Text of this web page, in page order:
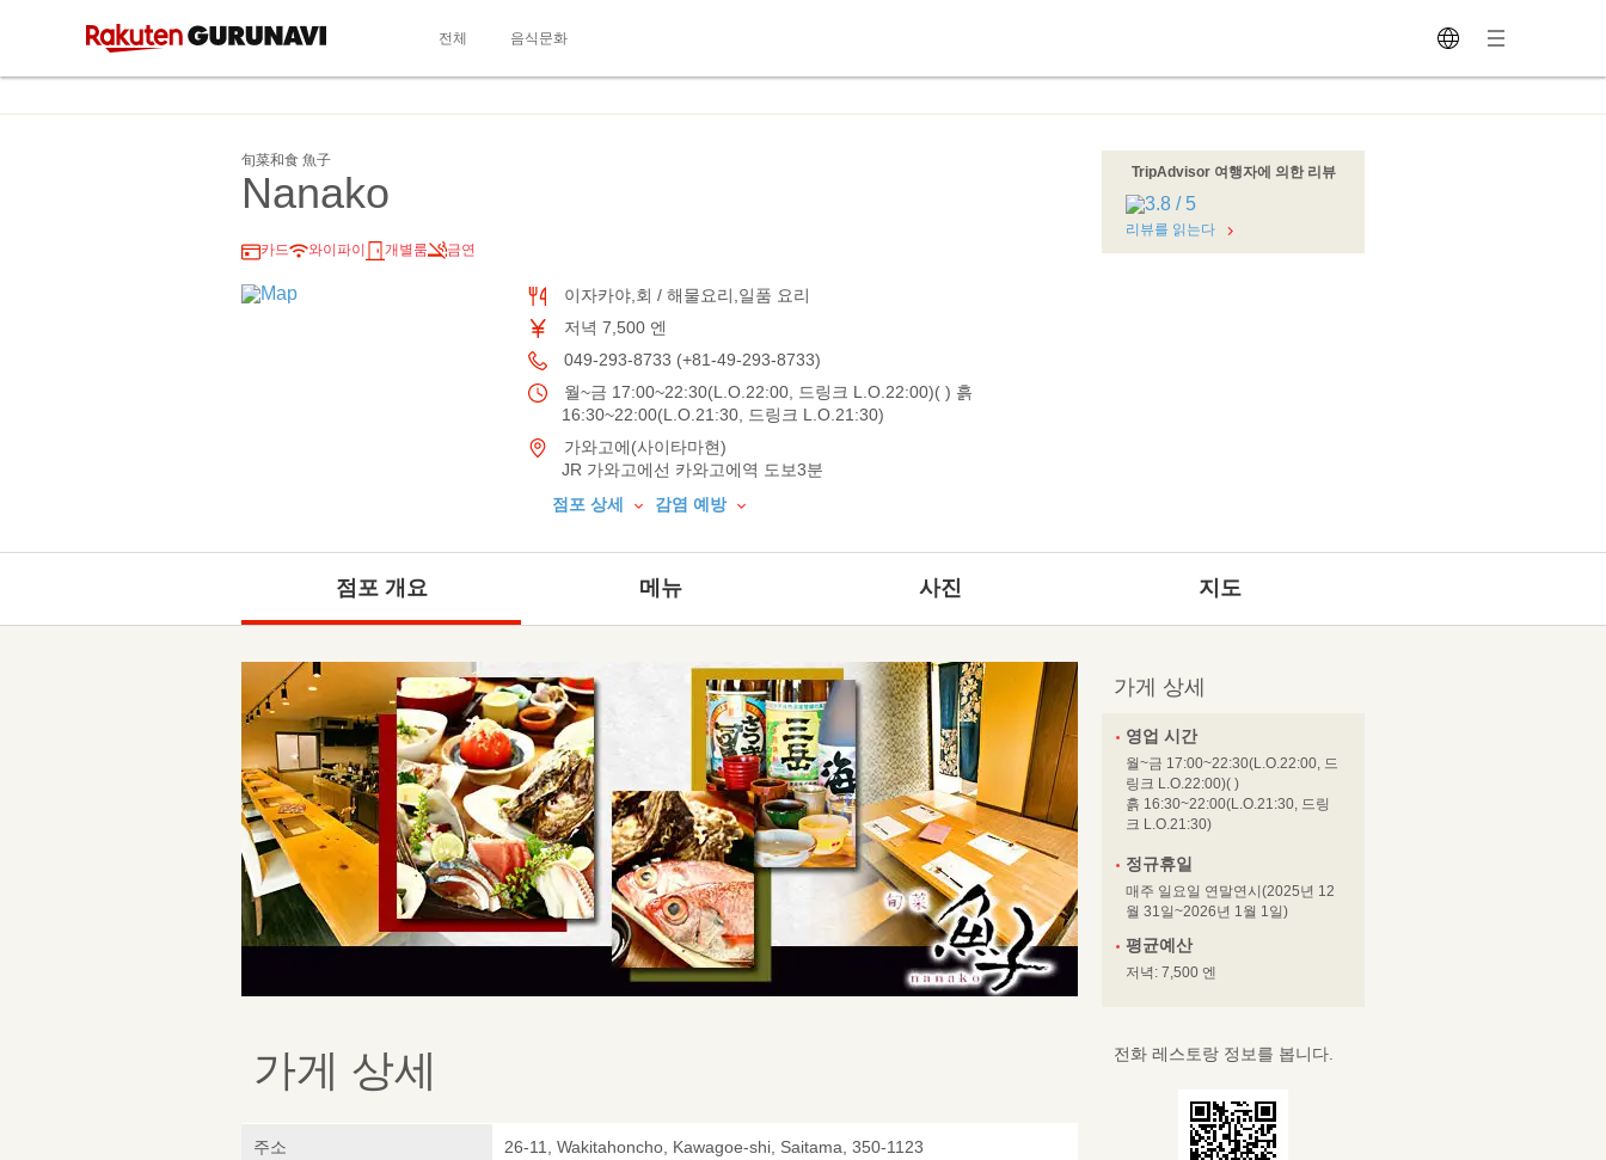
전체 음식문화
旬菜和食 魚子
Nanako
카드 와이파이 개별룸 금연
이자카야,회 / 해물요리,일품 요리
저녁 7,500 엔
049-293-8733 (+81-49-293-8733)
월~금 17:00~22:30(L.O.22:00, 드링크 L.O.22:00)( ) 흙
16:30~22:00(L.O.21:30, 드링크 L.O.21:30)
가와고에(사이타마현)
JR 가와고에선 카와고에역 도보3분
점포 상세
감염 예방
TripAdvisor 여행자에 의한 리뷰
리뷰를 읽는다
점포 개요 메뉴 사진 지도
가게 상세
주소 26-11, Wakitahoncho, Kawagoe-shi, Saitama, 350-1123
가게 상세
영업 시간
월~금 17:00~22:30(L.O.22:00, 드
링크 L.O.22:00)( )
흙 16:30~22:00(L.O.21:30, 드링
크 L.O.21:30)
정규휴일
매주 일요일 연말연시(2025년 12
월 31일~2026년 1월 1일)
평균예산
저녁: 7,500 엔
전화 레스토랑 정보를 봅니다.